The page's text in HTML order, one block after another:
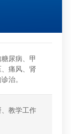
尿病、甲
痛风、肾
治。
教学工作